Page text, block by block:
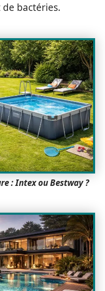
bactéries.
: Intex ou Bestway ?